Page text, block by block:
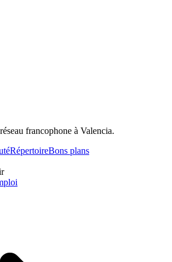
francophone à Valencia.
RépertoireBons plans